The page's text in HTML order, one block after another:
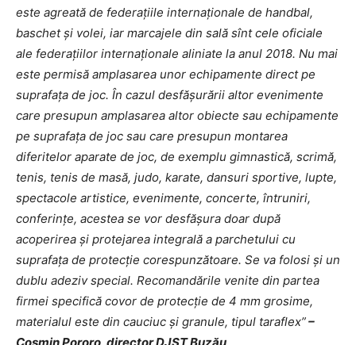
este agreată de federaţiile internaţionale de handbal,
baschet şi volei, iar marcajele din sală sînt cele oficiale
ale federaţiilor internaţionale aliniate la anul 2018. Nu mai
este permisă amplasarea unor echipamente direct pe
suprafaţa de joc. În cazul desfăşurării altor evenimente
care presupun amplasarea altor obiecte sau echipamente
pe suprafaţa de joc sau care presupun montarea
diferitelor aparate de joc, de exemplu gimnastică, scrimă,
tenis, tenis de masă, judo, karate, dansuri sportive, lupte,
spectacole artistice, evenimente, concerte, întruniri,
conferinţe, acestea se vor desfăşura doar după
acoperirea şi protejarea integrală a parchetului cu
suprafaţa de protecţie corespunzătoare. Se va folosi şi un
dublu adeziv special. Recomandările venite din partea
firmei specifică covor de protecţie de 4 mm grosime,
materialul este din cauciuc şi granule, tipul taraflex”–